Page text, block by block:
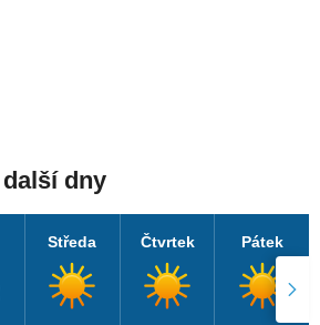
dny
Středa Čtvrtek Pátek